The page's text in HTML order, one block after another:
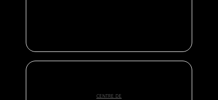
CENTRE DE